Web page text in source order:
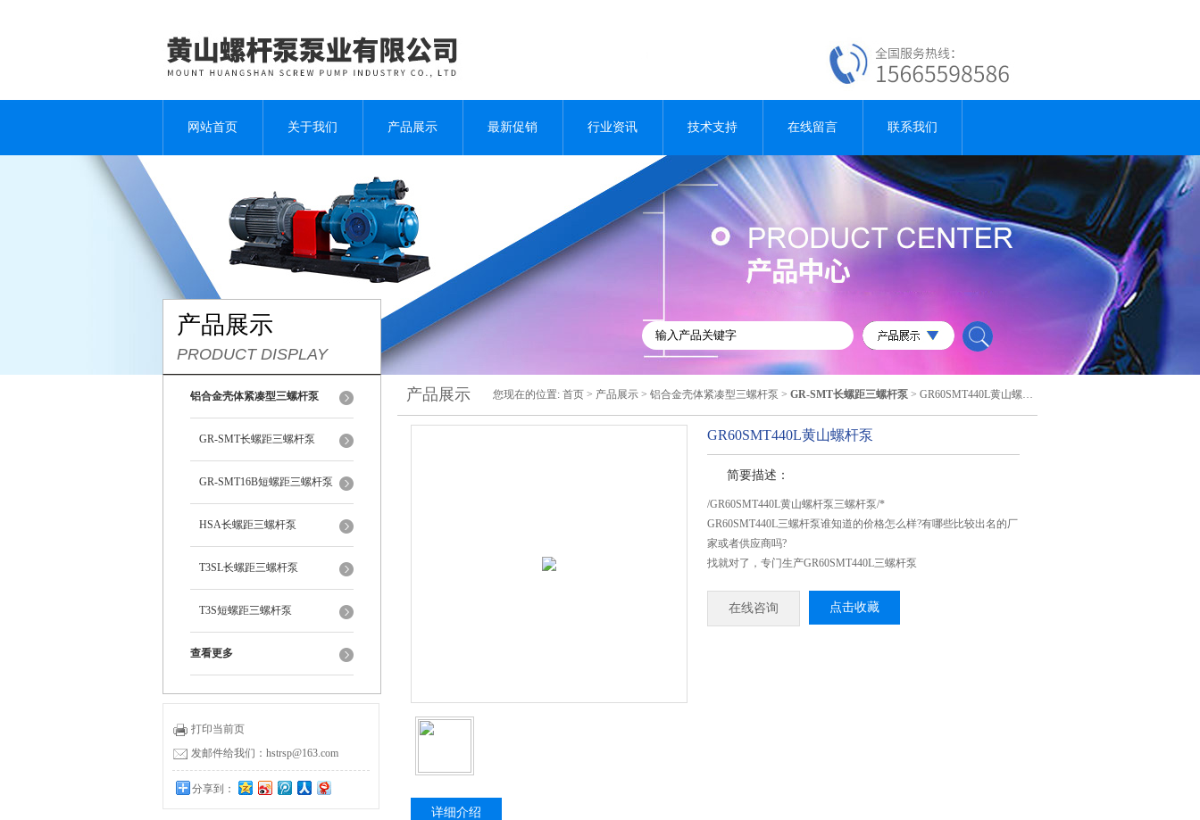
网站首页 关于我们 产品展示 最新促销 行业资讯 技术支持 在线留言 联系我们
产品展示
PRODUCT DISPLAY
铝合金壳体紧凑型三螺杆泵
GR-SMT长螺距三螺杆泵
GR-SMT16B短螺距三螺杆泵
HSA长螺距三螺杆泵
T3SL长螺距三螺杆泵
T3S短螺距三螺杆泵
查看更多
打印当前页
发邮件给我们：hstrsp@163.com
分享到：
产品展示 您现在的位置: 首页 > 产品展示 > 铝合金壳体紧凑型三螺杆泵 > GR-SMT长螺距三螺杆泵 > GR60SMT440L黄山螺杆泵
GR60SMT440L黄山螺杆泵
简要描述：
/GR60SMT440L黄山螺杆泵三螺杆泵/*
GR60SMT440L三螺杆泵谁知道的价格怎么样?有哪些比较出名的厂
家或者供应商吗?
找就对了，专门生产GR60SMT440L三螺杆泵
在线咨询 点击收藏
详细介绍